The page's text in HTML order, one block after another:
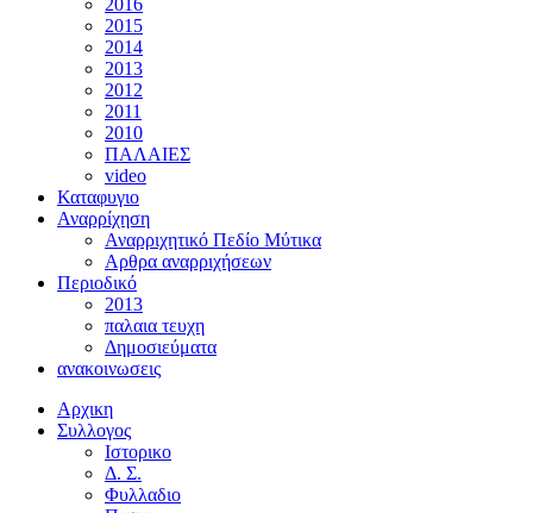
2016
2015
2014
2013
2012
2011
2010
ΠΑΛΑΙΕΣ
video
Καταφυγιο
Αναρρίχηση
Αναρριχητικό Πεδίο Μύτικα
Αρθρα αναρριχήσεων
Περιοδικό
2013
παλαια τευχη
Δημοσιεύματα
ανακοινωσεις
Αρχικη
Συλλογος
Ιστορικο
Δ. Σ.
Φυλλαδιο